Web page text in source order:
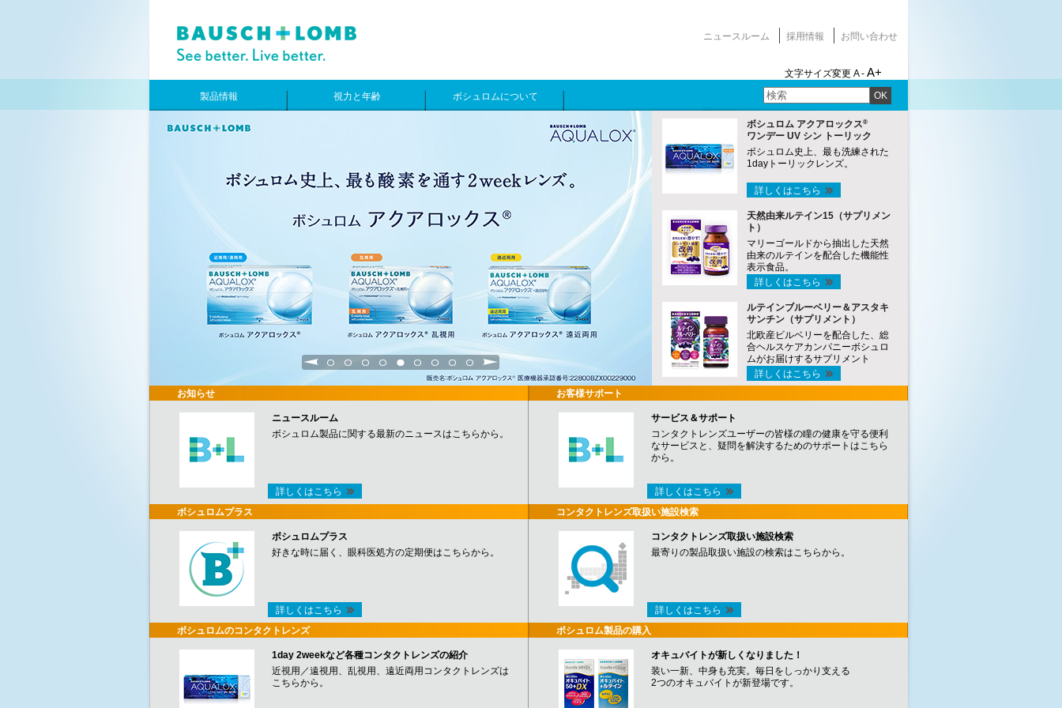
ニュースルーム 採用情報 お問い合わせ
文字サイズ変更 A - A+
OK
製品情報 視力と年齢 ボシュロムについて
1 2 3 4 5 6 7 8 9
ボシュロム アクアロックス®
ワンデー UV シン トーリック
ボシュロム史上、最も洗練された
1dayトーリックレンズ。
詳しくはこちら
天然由来ルテイン15（サプリメン
ト）
マリーゴールドから抽出した天然
由来のルテインを配合した機能性
表示食品。
詳しくはこちら
ルテインブルーベリー＆アスタキ
サンチン（サプリメント）
北欧産ビルベリーを配合した、総
合ヘルスケアカンパニーボシュロ
ムがお届けするサプリメント
詳しくはこちら
お知らせ
ニュースルーム
ボシュロム製品に関する最新のニュースはこちらから。
詳しくはこちら
ボシュロムプラス
ボシュロムプラス
好きな時に届く、眼科医処方の定期便はこちらから。
詳しくはこちら
ボシュロムのコンタクトレンズ
1day 2weekなど各種コンタクトレンズの紹介
近視用／遠視用、乱視用、遠近両用コンタクトレンズは
こちらから。
お客様サポート
サービス＆サポート
コンタクトレンズユーザーの皆様の瞳の健康を守る便利
なサービスと、疑問を解決するためのサポートはこちら
から。
詳しくはこちら
コンタクトレンズ取扱い施設検索
コンタクトレンズ取扱い施設検索
最寄りの製品取扱い施設の検索はこちらから。
詳しくはこちら
ボシュロム製品の購入
オキュバイトが新しくなりました！
装い一新、中身も充実。毎日をしっかり支える
2つのオキュバイトが新登場です。